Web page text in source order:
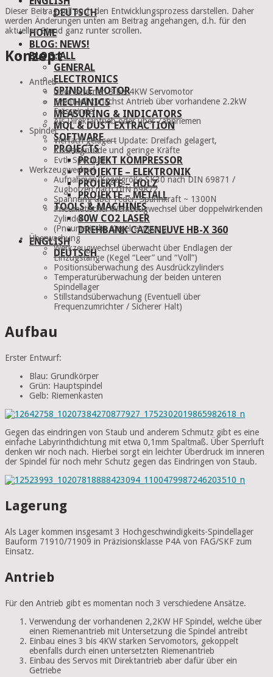
DEUTSCH
HOME
BLOG: NEWS!
BLOG: ALL
GENERAL
ELECTRONICS
SPINDLE MOTOR
MECHANICS
MEASURING & INDICATORS
MQL & DUST EXTRACTION
SOFTWARE
PROJECTS
PROJEKT KOMPRESSOR
PROJEKTE – ELEKTRONIK
PROJEKTE – HOLZ
PROJEKTE – METALL
TOOLS & MACHINES
80W CO2 LASER
DREHBANK CAZENEUVE HB-X 360
ENGLISH
DEUTSCH
Dieser Beitrag soll auch den Entwicklungsprozess darstellen. Daher
werden Änderungen unten am Beitrag angehangen, d.h. für den
aktuellen Stand ganz runter scrollen.
Konzept
Antrieb
Über externen 3 bis 4KW Servomotor
Eventuell zunächst Antrieb über vorhandene 2.2kW
Frässpindel
Als Direktantrieb oder über Zahnriemen
Spindel
Vierfach gelagert Update: Dreifach gelagert,
Kostengründe und geringe Kräfte
Evtl.Sperrluft
Werkzeugwechsel
Aufnahmen/KegelgrößeSK30nachDIN 69871 /
Zugbolzen nachDIN69872
Spannung über Feder, Spannkraft ~ 1300N
Pneumatischer Werkzeugwechsel über doppelwirkenden
Zylinder
(Pneumatische Kegelreinigung)
Überwachung
Werkzeugwechsel überwacht über Endlagen der
Einzugstange (Kegel “Leer” und “Voll”)
Positionsüberwachung des Ausdrückzylinders
Temperaturüberwachung der beiden unteren
Spindellager
Stillstandsüberwachung (Eventuell über
Frequenzumrichter / Sicherer Halt)
Aufbau
Erster Entwurf:
Blau: Grundkörper
Grün: Hauptspindel
Gelb: Riemenkasten
Gegen das eindringen von Staub und anderem Schmutz gibt es eine
einfache Labyrinthdichtung mit etwa 0,1mm Spaltmaß. Über Sperrluft
denken wir noch nach. Hierbei sorgt ein leichter Überdruck im inneren
der Spindel für noch mehr Schutz gegen das Eindringen von Staub.
Lagerung
Als Lager kommen insgesamt 3 Hochgeschwindigkeits-Spindellager
Bauform 71910/71909 in Präzisionsklasse P4A von FAG/SKF zum
Einsatz.
Antrieb
Für den Antrieb gibt es momentan noch 3 verschiedene Ansätze.
Verwendung der vorhandenen 2,2KW HF Spindel, welche über
einen Riemenantrieb mit Untersetzung die Spindel antreibt
Einbau eines 3 bis 4KW starken Servomotors, gekoppelt
ebenfalls durch einen untersetzten Riemenantrieb
Einbau des Servos mit Direktantrieb aber dafür über ein
Getriebe